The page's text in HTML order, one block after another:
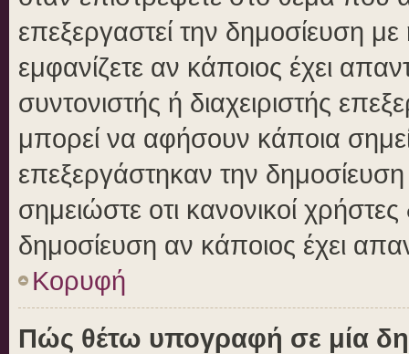
επεξεργαστεί την δημοσίευση
εμφανίζετε αν κάποιος έχει
συντονιστής ή διαχειριστής
μπορεί να αφήσουν κάποια
επεξεργάστηκαν την
σημειώστε οτι κανονικοί
δημοσίευση αν κάποιος έχει
Κορυφή
Πώς θέτω υπογραφή σε μία